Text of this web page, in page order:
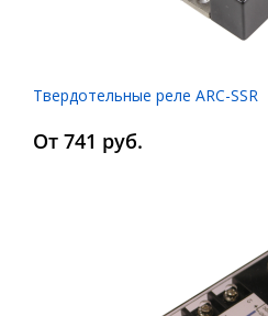
Твердотельные реле ARC-SSR
От 741 руб.